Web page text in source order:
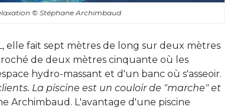
© Stéphane Archimbaud
elle fait sept mètres de long sur deux mètres
de deux mètres cinquante où les
hydro-massant et d'un banc où s'asseoir.
La piscine est un couloir de "marche" et
Archimbaud. L'avantage d'une piscine